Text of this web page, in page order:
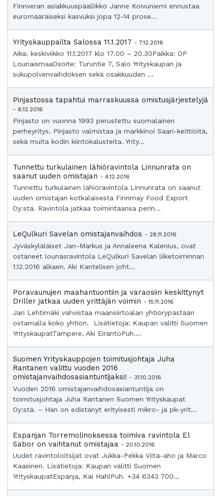
Finnveran asiakkuuspäällikkö Janne Koivuniemi ennustaa
euromääräiseksi kasvuksi jopa 12-14 prose...
Yrityskauppailta Salossa 11.1.2017 - 7.12.2016
Aika: keskiviikko 11.1.2017 klo 17.00 – 20.30Paikka: OP
LounaismaaOsoite: Turuntie 7, Salo Yrityskaupan ja
sukupolvenvaihdoksen sekä osakkuuden ...
Pinjastossa tapahtui marraskuussa omistusjärjestelyjä
- 6.12.2016
Pinjasto on vuonna 1993 perustettu suomalainen
perheyritys. Pinjasto valmistaa ja markkinoi Saari-keittiöitä,
sekä muita kodin kiintokalusteita. Yrity...
Tunnettu turkulainen lähiöravintola Linnunrata on
saanut uuden omistajan - 4.12.2016
Tunnettu turkulainen lähiöravintola Linnunrata on saanut
uuden omistajan kotkalaisesta Finnmay Food Export
Oy:stä. Ravintola jatkaa toimintaansa perin...
LeQulkuri Savelan omistajanvaihdos - 28.11.2016
Jyväskyläläiset Jan-Markus ja Annaleena Kalenius, ovat
ostaneet lounasravintola LeQulkuri Savelan liiketoiminnan
1.12.2016 alkaen. Aki Kantelisen joht...
Poravaunujen maahantuontiin ja varaosiin keskittynyt
Driller jatkaa uuden yrittäjän voimin - 15.11.2016
Jari Lehtimäki vahvistaa maansiirtoalan yhtiörypästään
ostamalla koko yhtiön. Lisätietoja: Kaupan välitti Suomen
YrityskaupatTampere, Aki EirantoPuh....
Suomen Yrityskauppojen toimitusjohtaja Juha
Rantanen valittu vuoden 2016
omistajanvaihdosasiantuntijaksi! - 31.10.2016
Vuoden 2016 omistajanvaihdosasiantuntija on
toimitusjohtaja Juha Rantanen Suomen Yrityskaupat
Oy:stä. – Hän on edistänyt erityisesti mikro- ja pk-yrit...
Espanjan Torremolinoksessa toimiva ravintola El
Sabor on vaihtanut omistajaa - 20.10.2016
Uudet ravintoloitsijat ovat Jukka-Pekka Viita-aho ja Marco
Kaasinen. Lisätietoja: Kaupan välitti Suomen
YrityskaupatEspanja, Kai HahlPuh. +34 6343 700...